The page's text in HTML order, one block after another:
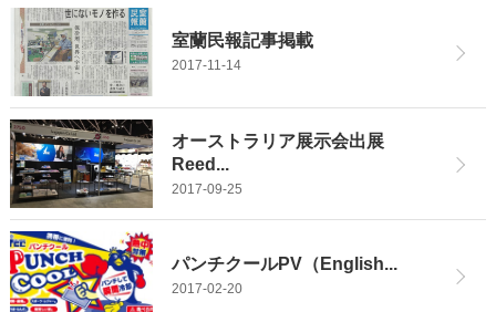
室蘭民報記事掲載
2017-11-14
オーストラリア展示会出展
Reed...
2017-09-25
パンチクールPV（English...
2017-02-20